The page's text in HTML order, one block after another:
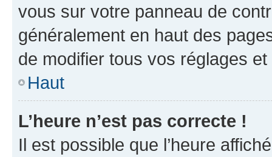
vous sur votre panneau de
généralement en haut des
de modifier tous vos réglages
Haut
L’heure n’est pas correcte !
Il est possible que l’heure